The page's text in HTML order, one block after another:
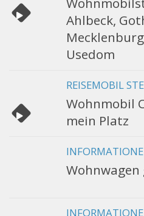
Ahlbeck,
Usedom
REISEMOBIL
Wohnmobil
mein Platz